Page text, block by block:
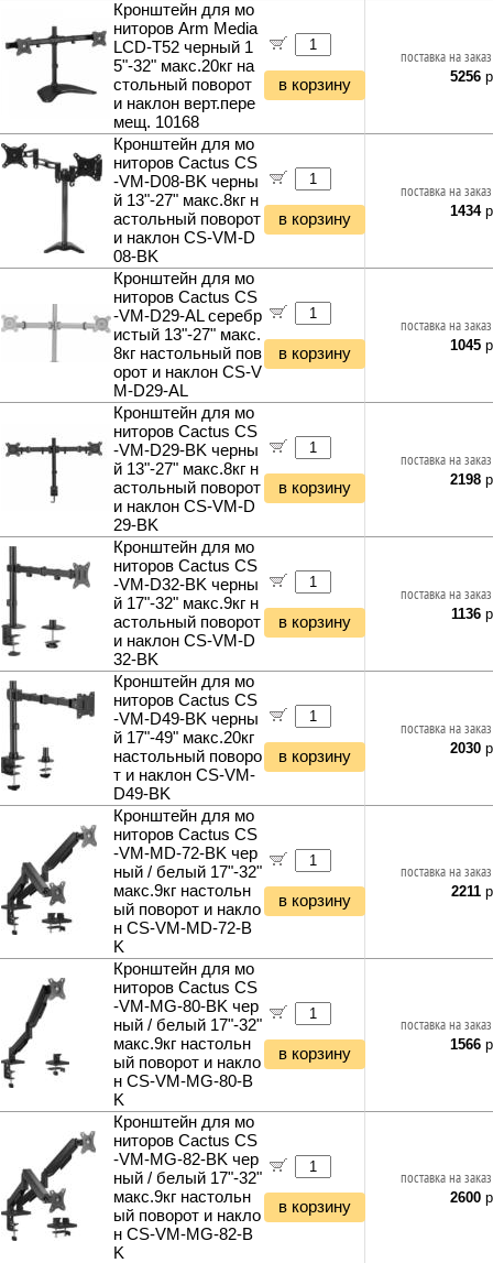
Кронштейн для мо
ниторов Arm Media
LCD-T52 черный 1
5"-32" макс.20кг на
стольный поворот
и наклон верт.пере
мещ. 10168
в корзину
поставка на
5256
Кронштейн для мо
ниторов Cactus CS
-VM-D08-BK черны
й 13"-27" макс.8кг н
астольный поворот
и наклон CS-VM-D
08-BK
в корзину
поставка на
1434
Кронштейн для мо
ниторов Cactus CS
-VM-D29-AL серебр
истый 13"-27" макс.
8кг настольный пов
орот и наклон CS-V
M-D29-AL
в корзину
поставка на
1045
Кронштейн для мо
ниторов Cactus CS
-VM-D29-BK черны
й 13"-27" макс.8кг н
астольный поворот
и наклон CS-VM-D
29-BK
в корзину
поставка на
2198
Кронштейн для мо
ниторов Cactus CS
-VM-D32-BK черны
й 17"-32" макс.9кг н
астольный поворот
и наклон CS-VM-D
32-BK
в корзину
поставка на
1136
Кронштейн для мо
ниторов Cactus CS
-VM-D49-BK черны
й 17"-49" макс.20кг
настольный поворо
т и наклон CS-VM-
D49-BK
в корзину
поставка на
2030
Кронштейн для мо
ниторов Cactus CS
-VM-MD-72-BK чер
ный / белый 17"-32"
макс.9кг настольн
ый поворот и накло
н CS-VM-MD-72-B
K
в корзину
поставка на
2211
Кронштейн для мо
ниторов Cactus CS
-VM-MG-80-BK чер
ный / белый 17"-32"
макс.9кг настольн
ый поворот и накло
н CS-VM-MG-80-B
K
в корзину
поставка на
1566
Кронштейн для мо
ниторов Cactus CS
-VM-MG-82-BK чер
ный / белый 17"-32"
макс.9кг настольн
ый поворот и накло
н CS-VM-MG-82-B
K
в корзину
поставка на
2600